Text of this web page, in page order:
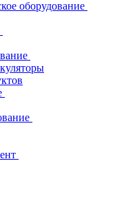
оборудование